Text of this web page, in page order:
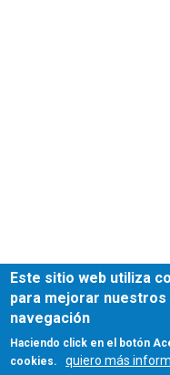
Este sitio web utiliza
para mejorar
navegación
Haciendo click en el botón
cookies.
quiero más